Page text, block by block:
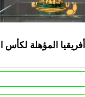
المؤهلة لكأس